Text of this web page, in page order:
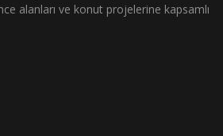
alanları ve konut projelerine kapsamlı